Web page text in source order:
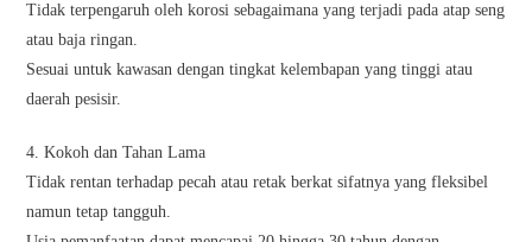
Tidak terpengaruh oleh korosi sebagaimana yang terjadi pada atap seng
atau baja ringan.
Sesuai untuk kawasan dengan tingkat kelembapan yang tinggi atau
daerah pesisir.
4. Kokoh dan Tahan Lama
Tidak rentan terhadap pecah atau retak berkat sifatnya yang fleksibel
namun tetap tangguh.